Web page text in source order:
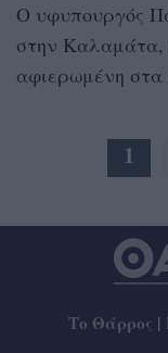
Ο υφυπουργός
στην Καλαμάτα,
αφιερωμένη στα
1
Το Θάρρος |